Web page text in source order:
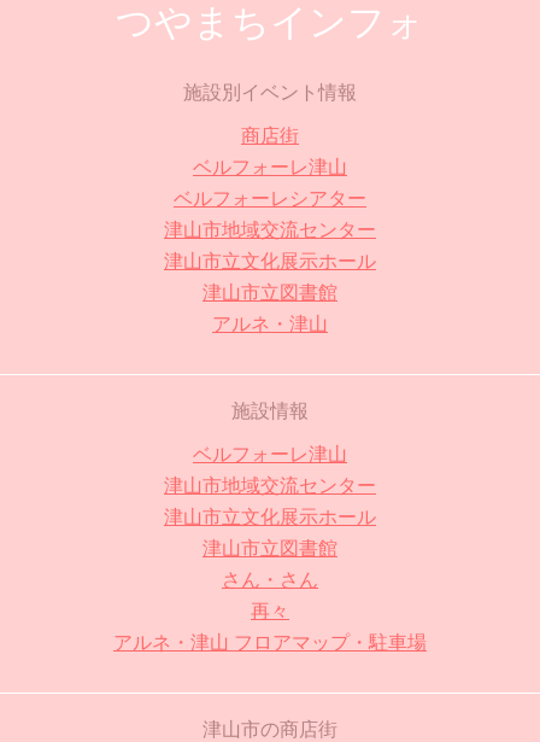
つやまちインフォ
施設別イベント情報
商店街
ベルフォーレ津山
ベルフォーレシアター
津山市地域交流センター
津山市立文化展示ホール
津山市立図書館
アルネ・津山
施設情報
ベルフォーレ津山
津山市地域交流センター
津山市立文化展示ホール
津山市立図書館
さん・さん
再々
アルネ・津山 フロアマップ・駐車場
津山市の商店街